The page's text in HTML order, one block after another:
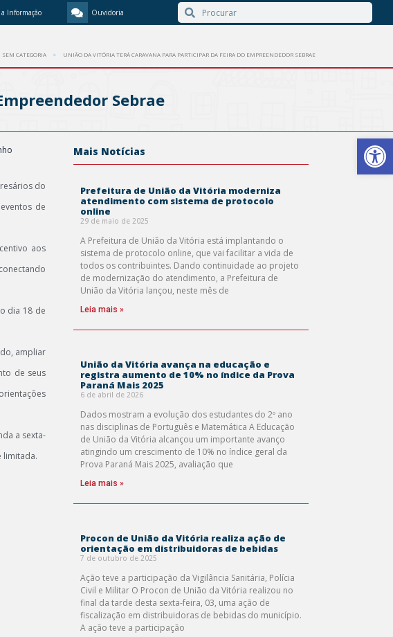
Barra de
a Informação Ouvidoria
SEM CATEGORIA UNIÃO DA VITÓRIA TERÁ CARAVANA PARA PARTICIPAR DA FEIRA DO EMPREENDEDOR SEBRAE
Sebrae
do
de
aos
dia 18 de
ampliar
de seus
a sexta-
limitada.
Mais Notícias
Prefeitura de União da Vitória moderniza
atendimento com sistema de protocolo
online
29 de maio de 2025
A Prefeitura de União da Vitória está implantando o
sistema de protocolo online, que vai facilitar a vida de
todos os contribuintes. Dando continuidade ao projeto
de modernização do atendimento, a Prefeitura de
União da Vitória lançou, neste mês de
Leia mais »
União da Vitória avança na educação e
registra aumento de 10% no índice da Prova
Paraná Mais 2025
6 de abril de 2026
Dados mostram a evolução dos estudantes do 2º ano
nas disciplinas de Português e Matemática A Educação
de União da Vitória alcançou um importante avanço
atingindo um crescimento de 10% no índice geral da
Prova Paraná Mais 2025, avaliação que
Leia mais »
Procon de União da Vitória realiza ação de
orientação em distribuidoras de bebidas
7 de outubro de 2025
Ação teve a participação da Vigilância Sanitária, Polícia
Civil e Militar O Procon de União da Vitória realizou no
final da tarde desta sexta-feira, 03, uma ação de
fiscalização em distribuidoras de bebidas do município.
A ação teve a participação